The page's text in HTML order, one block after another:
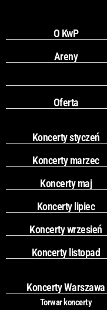
O KwP
Areny
Oferta
Koncerty styczeń
Koncerty marzec
Koncerty maj
Koncerty lipiec
Koncerty wrzesień
Koncerty listopad
Koncerty Warszawa
Torwar koncerty